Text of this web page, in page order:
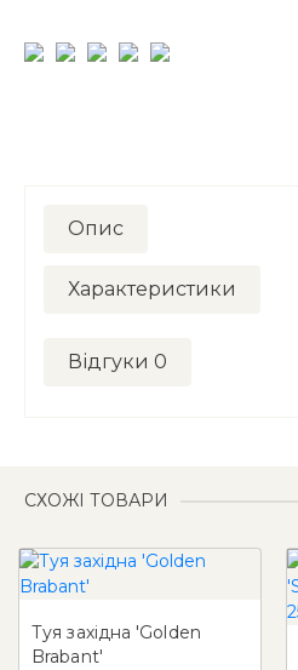
Опис
Характеристики
Відгуки 0
СХОЖІ ТОВАРИ
Туя західна 'Golden
Brabant'